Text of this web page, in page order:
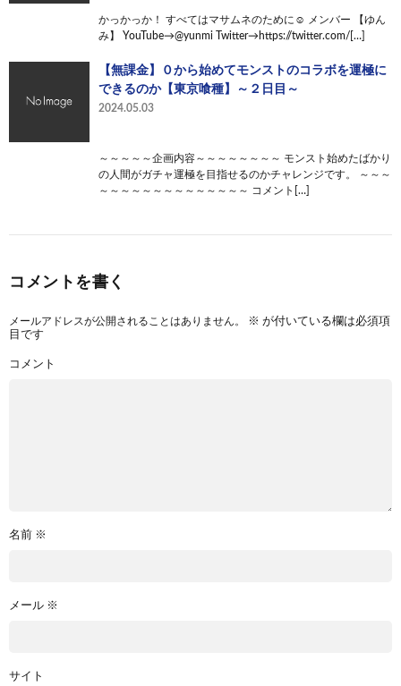
かっかっか！ すべてはマサムネのために☺ メンバー 【ゆん
み】 YouTube→@yunmi Twitter→https://twitter.com/[…]
【無課金】０から始めてモンストのコラボを運極に
できるのか【東京喰種】～２日目～
2024.05.03
～～～～～企画内容～～～～～～～～ モンスト始めたばかり
の人間がガチャ運極を目指せるのかチャレンジです。 ～～～
～～～～～～～～～～～～～～ コメント[…]
コメントを書く
メールアドレスが公開されることはありません。 ※ が付いている欄は必須項
目です
コメント
名前 ※
メール ※
サイト